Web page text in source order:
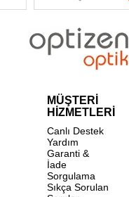
MÜŞTERİ
HİZMETLERİ
Canlı Destek
Yardım
Garanti &
İade
Sorgulama
Sıkça Sorulan